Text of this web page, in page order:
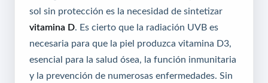
sol sin protección es la necesidad de sintetizar
vitamina D . Es cierto que la radiación UVB es
necesaria para que la piel produzca vitamina D3,
esencial para la salud ósea, la función inmunitaria
y la prevención de numerosas enfermedades. Sin